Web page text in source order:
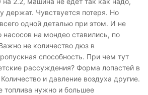
держат. Чувствуется потеря. Но
одной деталью при этом. И не
насосов на мондео ставились, по
не количество дюз в
способность. При чем тут
рассуждения ? Форма лопастей в
и давление воздуха другие.
топлива нужно и большее